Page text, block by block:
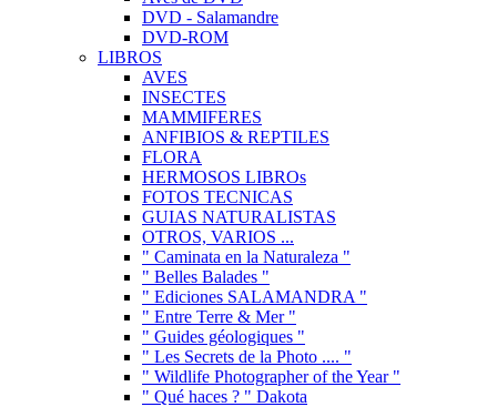
DVD - Salamandre
DVD-ROM
LIBROS
AVES
INSECTES
MAMMIFERES
ANFIBIOS & REPTILES
FLORA
HERMOSOS LIBROs
FOTOS TECNICAS
GUIAS NATURALISTAS
OTROS, VARIOS ...
" Caminata en la Naturaleza "
" Belles Balades "
" Ediciones SALAMANDRA "
" Entre Terre & Mer "
" Guides géologiques "
" Les Secrets de la Photo .... "
" Wildlife Photographer of the Year "
" Qué haces ? " Dakota